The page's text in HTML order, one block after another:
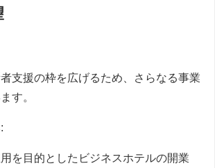
支援の枠を広げるため、さらなる事業
す。
用を目的としたビジネスホテルの開業